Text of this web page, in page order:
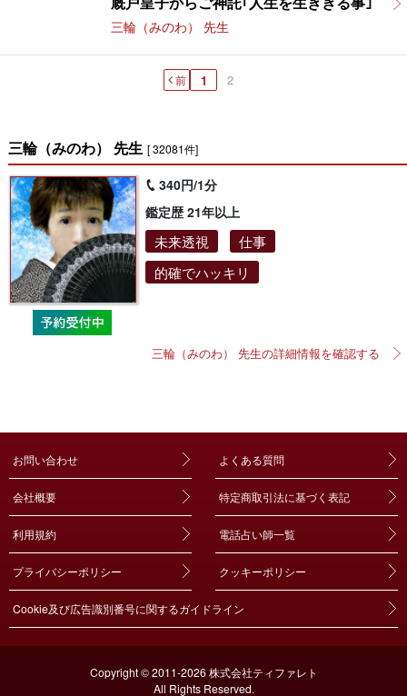
三輪（みのわ） 先生
前 1 2
三輪（みのわ） 先生 [ 32081件]
340円/1分
鑑定歴 21年以上
未来透視
仕事
的確でハッキリ
三輪（みのわ） 先生の詳細情報を確認する
お問い合わせ よくある質問
会社概要 特定商取引法に基づく表記
利用規約 電話占い師一覧
プライバシーポリシー クッキーポリシー
Cookie及び広告識別番号に関するガイドライン
Copyright © 2011-2026 株式会社ティファレト
All Rights Reserved.